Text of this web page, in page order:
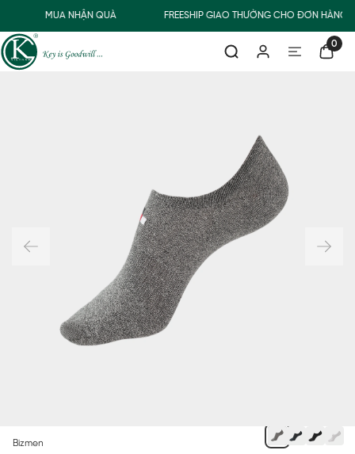
MUA NHẬN QUÀ FREESHIP GIAO THƯỜNG CHO ĐƠN HÀNG
0
Bizmen